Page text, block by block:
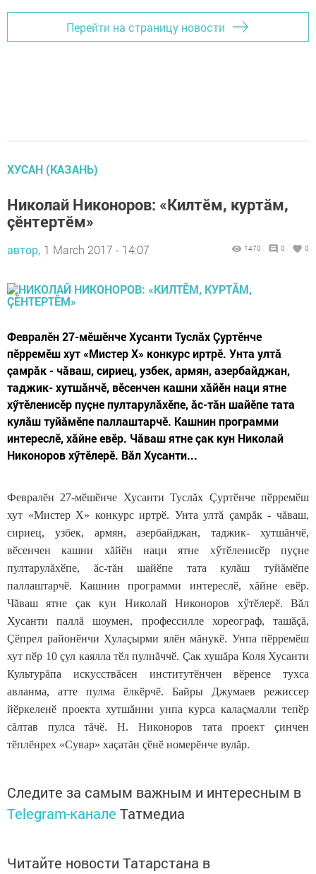
Перейти на страницу новости
ХУСАН (КАЗАНЬ)
Николай Никоноров: «Килтӗм, куртăм,
çӗнтертӗм»
автор, 1 March 2017 - 14:07 1470 0 0
Февралӗн 27-мӗшӗнче Хусанти Туслăх Çуртӗнче
пӗрремӗш хут «Мистер Х» конкурс иртрӗ. Унта ултă
çамрăк - чăваш, сириец, узбек, армян, азербайджан,
таджик- хутшăнчӗ, вӗсенчен кашни хăйӗн наци ятне
хӳтӗленисӗр пуçне пултарулăхӗпе, ăс-тăн шайӗпе тата
кулăш туйăмӗпе паллаштарчӗ. Кашнин программи
интереслӗ, хăйне евӗр. Чăваш ятне çак кун Николай
Никоноров хӳтӗлерӗ. Вăл Хусанти...
Февралӗн 27-мӗшӗнче Хусанти Туслăх Çуртӗнче пӗрремӗш
хут «Мистер Х» конкурс иртрӗ. Унта ултă çамрăк - чăваш,
сириец, узбек, армян, азербайджан, таджик- хутшăнчӗ,
вӗсенчен кашни хăйӗн наци ятне хӳтӗленисӗр пуçне
пултарулăхӗпе, ăс-тăн шайӗпе тата кулăш туйăмӗпе
паллаштарчӗ. Кашнин программи интереслӗ, хăйне евӗр.
Чăваш ятне çак кун Николай Никоноров хӳтӗлерӗ. Вăл
Хусанти паллă шоумен, профессилле хореограф, ташăçă,
Çӗпрел районӗнчи Хулаçырми ялӗн мăнукӗ. Унпа пӗрремӗш
хут пӗр 10 çул каялла тӗл пулнăччӗ. Çак хушăра Коля Хусанти
Культурăпа искусствăсен институтӗнчен вӗренсе тухса
авланма, атте пулма ӗлкӗрчӗ. Байры Джумаев режиссер
йӗркеленӗ проекта хутшăнни унпа курса калаçмалли тепӗр
сăлтав пулса тăчӗ. Н. Никоноров тата проект çинчен
тӗплӗнрех «Сувар» хаçатăн çӗнӗ номерӗнче вулăр.
Следите за самым важным и интересным в
Telegram-канале Татмедиа
Читайте новости Татарстана в